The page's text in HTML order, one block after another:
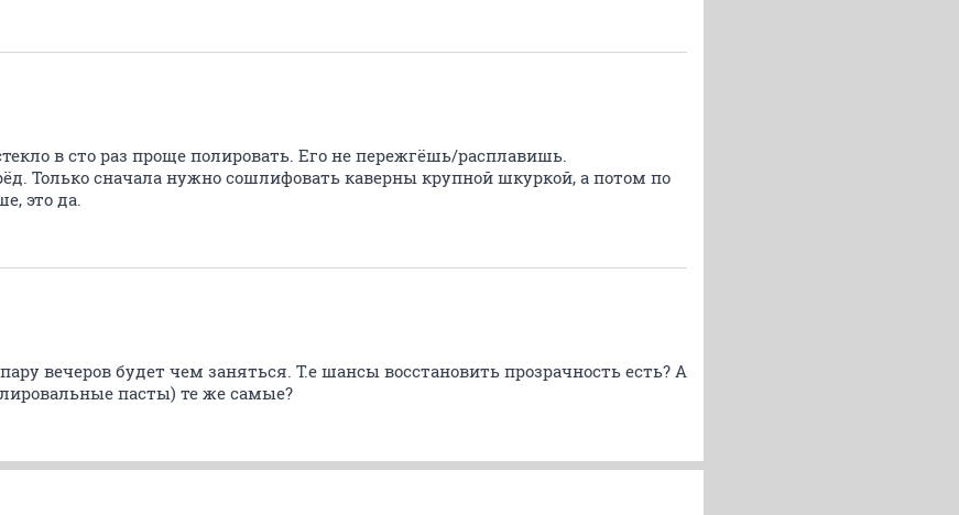
в сто раз проще полировать. Его не пережгёшь/расплавишь.
Только сначала нужно сошлифовать каверны крупной шкуркой, а потом по
это да.
вечеров будет чем заняться. Т.е шансы восстановить прозрачность есть? А
пасты) те же самые?